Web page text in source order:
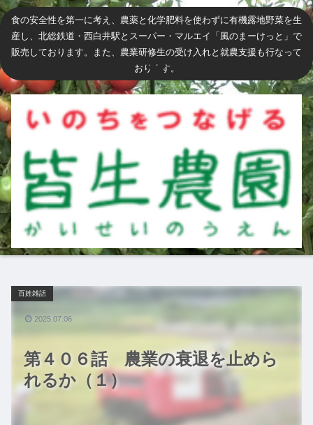
食の安全性を第一に考え、農薬と化学肥料を使わずに有機露地野菜を生
産し、北総鉄道・西白井駅とスーパー・マルエイ「風のまーけっと」で
販売しております。また、農業研修生の受け入れと就農支援も行なって
おります。
第４０６話 農業の衰退を止めら
れるか（１）
百姓雑話
2025.07.06